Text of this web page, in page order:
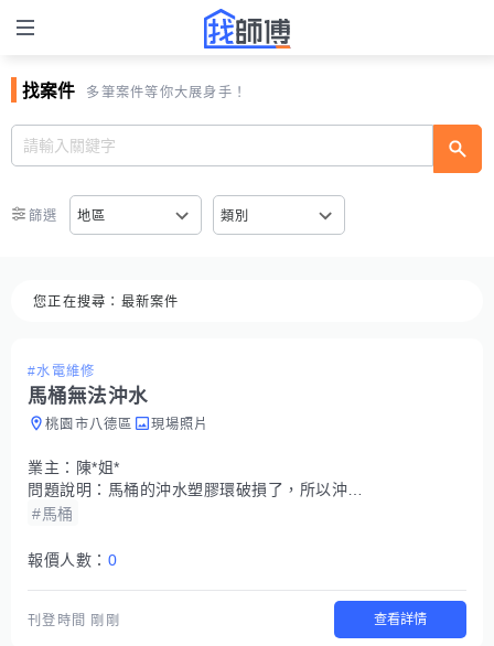
找案件 多筆案件等你大展身手！
篩選 地區 類別
您正在搜尋： 最新案件
#水電維修
馬桶無法沖水
桃園市八德區 現場照片
業主： 陳*姐*
問題說明： 馬桶的沖水塑膠環破損了，所以沖下去不會彈上來
#馬桶
報價人數： 0
刊登時間 剛剛 查看詳情